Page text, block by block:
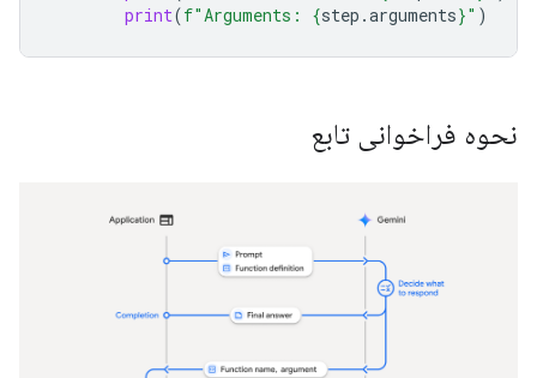
print(f"Arguments: {step .arguments}" )
نحوه فراخوانی تابع